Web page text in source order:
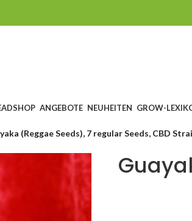
ANGEBOTE NEUHEITEN GROW-
(Reggae Seeds), 7 regular Seeds, CBD